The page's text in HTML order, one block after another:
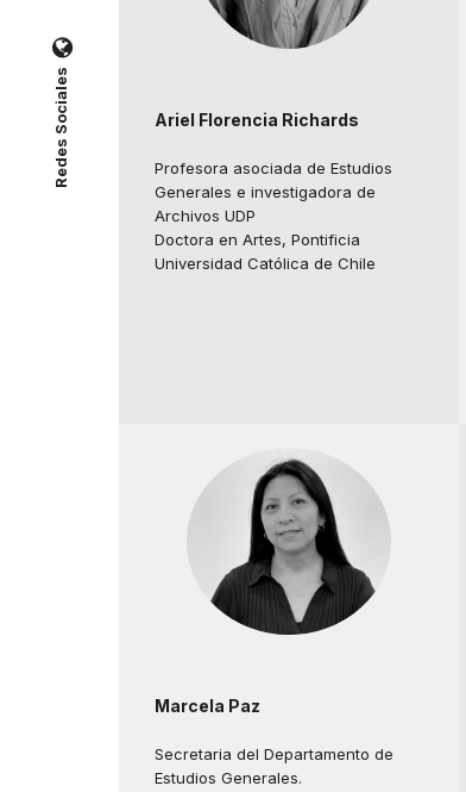
Redes Sociales Ariel Florencia Richards
Profesora asociada de Estudios
Generales e investigadora de
Archivos UDP
Doctora en Artes, Pontificia
Universidad Católica de Chile
Marcela Paz
Secretaria del Departamento de
Estudios Generales.